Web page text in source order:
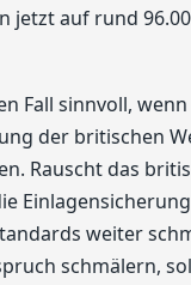
jetzt auf rund
Fall sinnvoll,
der britischen
Rauscht das
weiter
schmälern,